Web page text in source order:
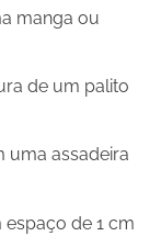
manga ou
de um palito
uma assadeira
de 1 cm